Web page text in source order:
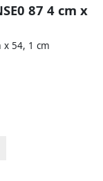
87 4 cm x
x 54, 1 cm